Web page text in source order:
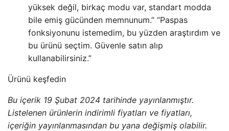
yüksek değil, birkaç modu var, standart modda
bile emiş gücünden memnunum.” “Paspas
fonksiyonunu istemedim, bu yüzden araştırdım ve
bu ürünü seçtim. Güvenle satın alıp
kullanabilirsiniz.”
Ürünü keşfedin
Bu içerik 19 Şubat 2024 tarihinde yayınlanmıştır.
Listelenen ürünlerin indirimli fiyatları ve fiyatları,
içeriğin yayınlanmasından bu yana değişmiş olabilir.